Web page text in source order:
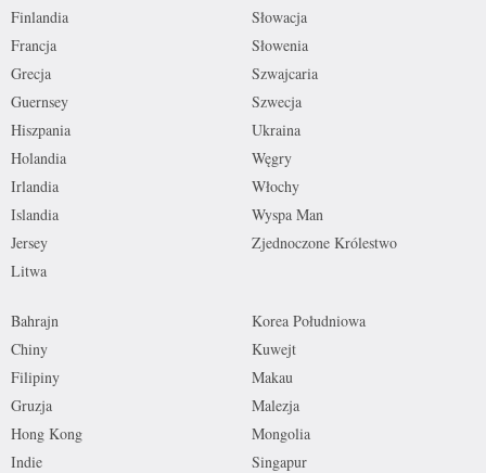
Finlandia
Francja
Grecja
Guernsey
Hiszpania
Holandia
Irlandia
Islandia
Jersey
Litwa
Słowacja
Słowenia
Szwajcaria
Szwecja
Ukraina
Węgry
Włochy
Wyspa Man
Zjednoczone Królestwo
Bahrajn
Chiny
Filipiny
Gruzja
Hong Kong
Indie
Korea Południowa
Kuwejt
Makau
Malezja
Mongolia
Singapur